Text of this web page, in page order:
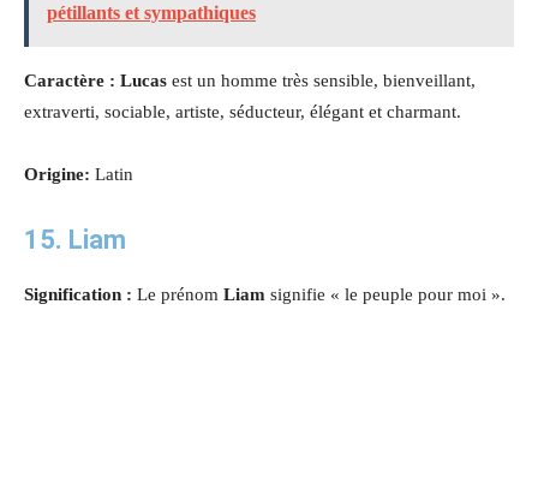
pétillants et sympathiques
Caractère : Lucas est un homme très sensible, bienveillant,
extraverti, sociable, artiste, séducteur, élégant et charmant.
Origine: Latin
15. Liam
Signification : Le prénom Liam signifie « le peuple pour moi ».